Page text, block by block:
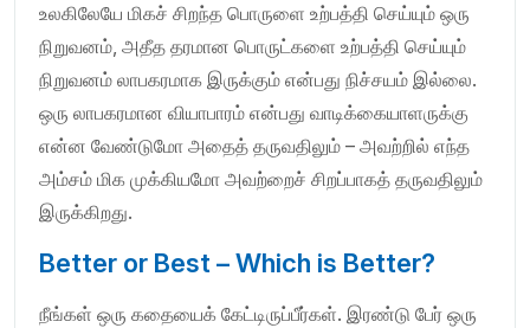
உலகிலேயே மிகச் சிறந்த பொருளை உற்பத்தி செய்யும் ஒரு
நிறுவனம், அதீத தரமான பொருட்களை உற்பத்தி செய்யும்
நிறுவனம் லாபகரமாக இருக்கும் என்பது நிச்சயம் இல்லை.
ஒரு லாபகரமான வியாபாரம் என்பது வாடிக்கையாளருக்கு
என்ன வேண்டுமோ அதைத் தருவதிலும் – அவற்றில் எந்த
அம்சம் மிக முக்கியமோ அவற்றைச் சிறப்பாகத் தருவதிலும்
இருக்கிறது.
Better or Best – Which is Better?
நீங்கள் ஒரு கதையைக் கேட்டிருப்பீர்கள். இரண்டு பேர் ஒரு